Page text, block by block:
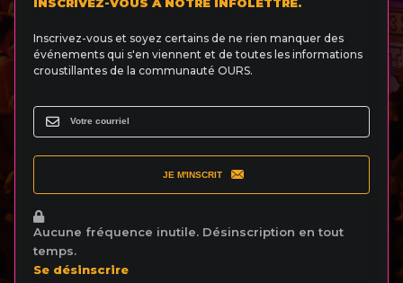
Inscrivez-vous et soyez certains de ne rien manquer des
événements qui s'en viennent et de toutes les informations
croustillantes de la communauté OURS.
JE M'INSCRIT
Aucune fréquence inutile. Désinscription en tout
temps.
Se désinscrire